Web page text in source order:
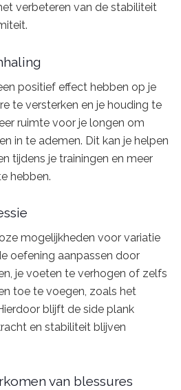
verbeteren van de stabiliteit
positief effect hebben op je
te versterken en je houding te
ruimte voor je longen om
in te ademen. Dit kan je helpen
tijdens je trainingen en meer
hebben.
mogelijkheden voor variatie
oefening aanpassen door
je voeten te verhogen of zelfs
toe te voegen, zoals het
blijft de side plank
en stabiliteit blijven
van blessures